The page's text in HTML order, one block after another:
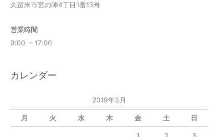
久留米市宮の陣4丁目1番13号
営業時間
9:00 – 17:00
カレンダー
2019年3月
月 火 水 木 金 土 日